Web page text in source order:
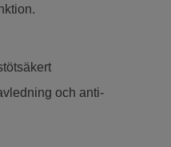
och anti-